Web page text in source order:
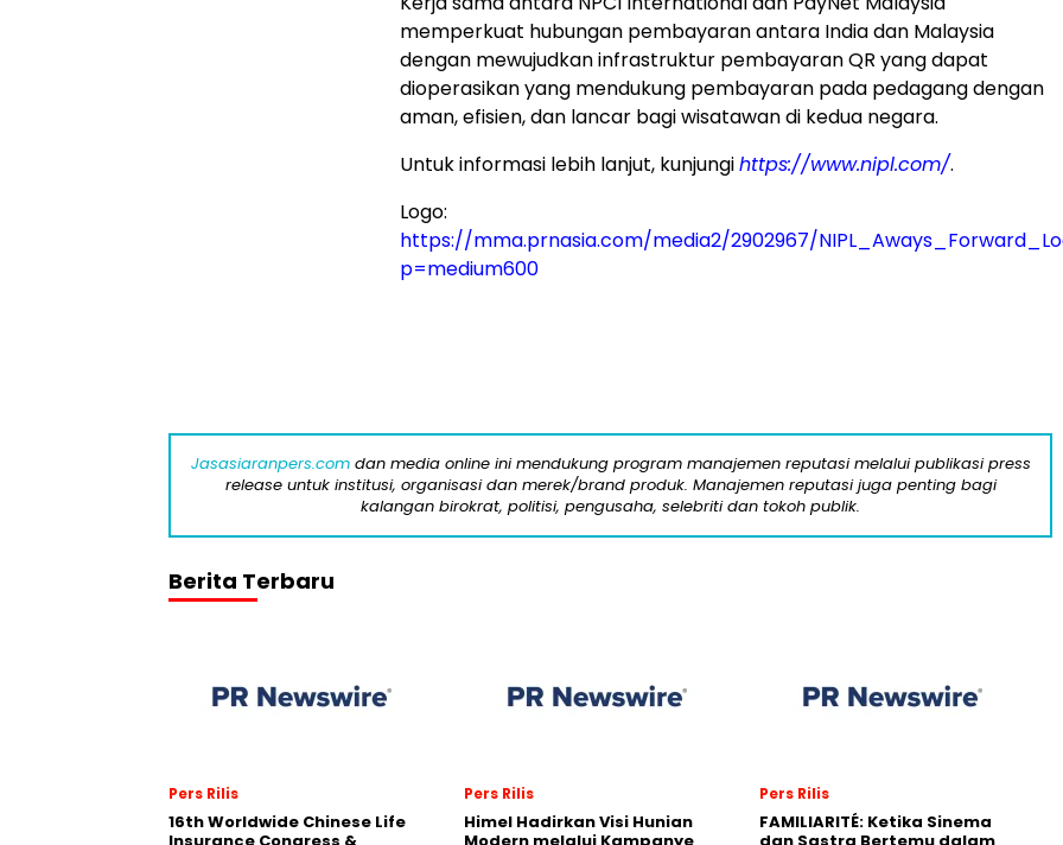
memperkuat hubungan pembayaran antara India dan Malaysia
dengan mewujudkan infrastruktur pembayaran QR yang dapat
dioperasikan yang mendukung pembayaran pada pedagang dengan
aman, efisien, dan lancar bagi wisatawan di kedua negara.
Untuk informasi lebih lanjut, kunjungihttps://www.nipl.com/.
Logo:
https://mma.prnasia.com/media2/2902967/
p=medium600
Jasasiaranpers.comdan media online ini mendukung program manajemen reputasi melalui publikasi press
release untuk institusi, organisasi dan merek/brand produk. Manajemen reputasi juga penting bagi
kalangan birokrat, politisi, pengusaha, selebriti dan tokoh publik.
Berita Terbaru
Pers Rilis
16th Worldwide Chinese Life
Insurance Congress &
Pers Rilis
Himel Hadirkan Visi Hunian
Modern melalui Kampanye
Pers Rilis
FAMILIARITÉ: Ketika Sinema
dan Sastra Bertemu dalam